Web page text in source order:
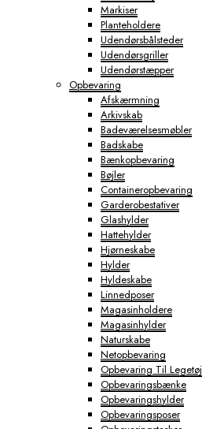
Markiser
Planteholdere
Udendørsbålsteder
Udendørsgriller
Udendørstæpper
Opbevaring
Afskærmning
Arkivskab
Badeværelsesmøbler
Badskabe
Bænkopbevaring
Bøjler
Containeropbevaring
Garderobestativer
Glashylder
Hattehylder
Hjørneskabe
Hylder
Hyldeskabe
Linnedposer
Magasinholdere
Magasinhylder
Naturskabe
Netopbevaring
Opbevaring Til Legetøj
Opbevaringsbænke
Opbevaringshylder
Opbevaringsposer